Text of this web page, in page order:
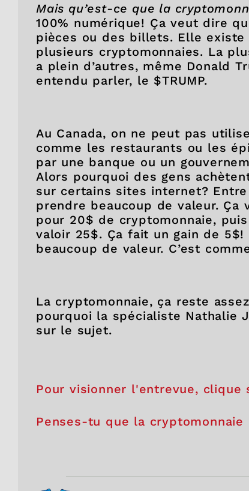
Mais qu’est-ce que la
100% numérique! Ça veut dire
pièces ou des billets. Elle
plusieurs cryptomonnaies. La
a plein d’autres, même Donald
entendu parler, le $TRUMP.
Au Canada, on ne peut pas
comme les restaurants ou les
par une banque ou un
Alors pourquoi des gens
sur certains sites internet?
prendre beaucoup de valeur.
pour 20$ de cryptomonnaie,
valoir 25$. Ça fait un gain de
beaucoup de valeur. C’est
La cryptomonnaie, ça reste
pourquoi la spécialiste Nathalie
sur le sujet.
Pour visionner l'entrevue,
Penses-tu que la